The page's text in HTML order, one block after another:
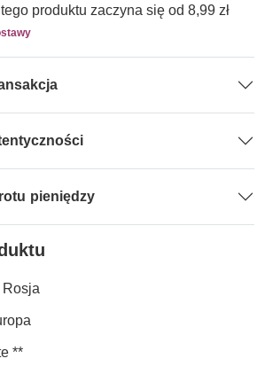
produktu zaczyna się od 8,99 zł
pieniędzy
**